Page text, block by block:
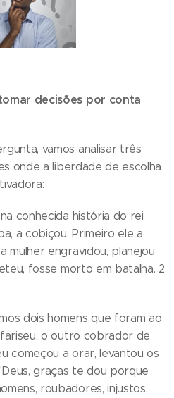
decisões por conta
vamos analisar três
onde a liberdade de escolha
conhecida história do rei
a cobiçou. Primeiro ele a
mulher engravidou, planejou
fosse morto em batalha. 2
dois homens que foram ao
o outro cobrador de
começou a orar, levantou os
graças te dou porque
roubadores, injustos,